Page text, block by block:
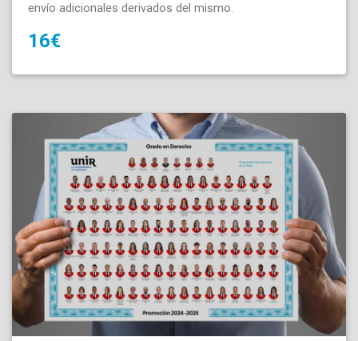
envío adicionales derivados del mismo.
16€